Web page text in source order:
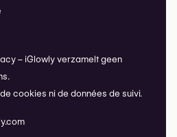
– iGlowly verzamelt geen
cookies ni de données de suivi.